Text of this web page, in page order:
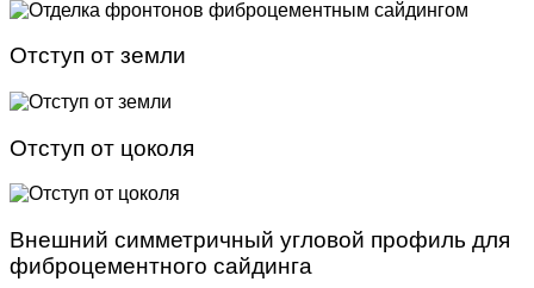
Отступ от земли
Отступ от цоколя
Внешний симметричный угловой профиль для
фиброцементного сайдинга